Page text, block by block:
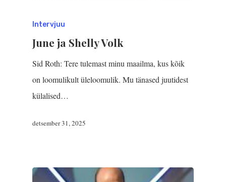
Intervjuu
June ja Shelly Volk
Sid Roth: Tere tulemast minu maailma, kus kõik
on loomulikult üleloomulik. Mu tänased juutidest
külalised…
detsember 31, 2025